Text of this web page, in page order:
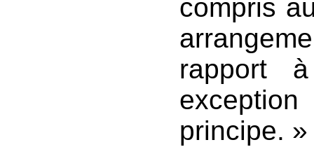
compris
rapport
principe.